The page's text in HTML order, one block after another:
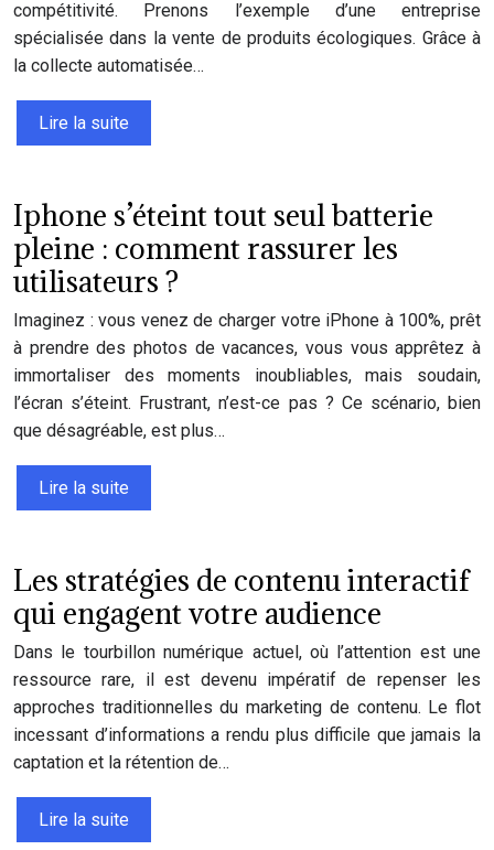
compétitivité. Prenons l’exemple d’une entreprise
spécialisée dans la vente de produits écologiques. Grâce à
la collecte automatisée…
Lire la suite
Iphone s’éteint tout seul batterie
pleine : comment rassurer les
utilisateurs ?
Imaginez : vous venez de charger votre iPhone à 100%, prêt
à prendre des photos de vacances, vous vous apprêtez à
immortaliser des moments inoubliables, mais soudain,
l’écran s’éteint. Frustrant, n’est-ce pas ? Ce scénario, bien
que désagréable, est plus…
Lire la suite
Les stratégies de contenu interactif
qui engagent votre audience
Dans le tourbillon numérique actuel, où l’attention est une
ressource rare, il est devenu impératif de repenser les
approches traditionnelles du marketing de contenu. Le flot
incessant d’informations a rendu plus difficile que jamais la
captation et la rétention de…
Lire la suite